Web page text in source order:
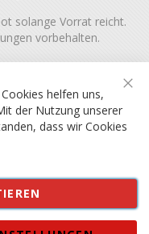
solange Vorrat reicht.
vorbehalten.
helfen uns,
der Nutzung unserer
dass wir Cookies